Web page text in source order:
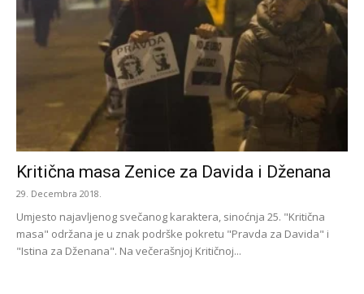
Kritična masa Zenice za Davida i Dženana
29. Decembra 2018.
Umjesto najavljenog svečanog karaktera, sinoćnja 25. "Kritična
masa" održana je u znak podrške pokretu "Pravda za Davida" i
"Istina za Dženana". Na večerašnjoj Kritičnoj...